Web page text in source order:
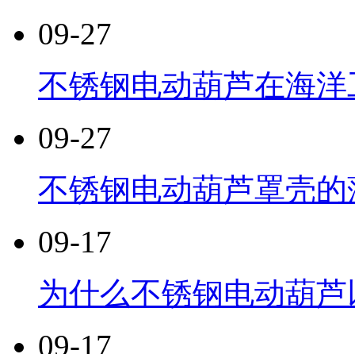
09-27
不锈钢电动葫芦在海
09-27
不锈钢电动葫芦罩壳
09-17
为什么不锈钢电动葫
09-17